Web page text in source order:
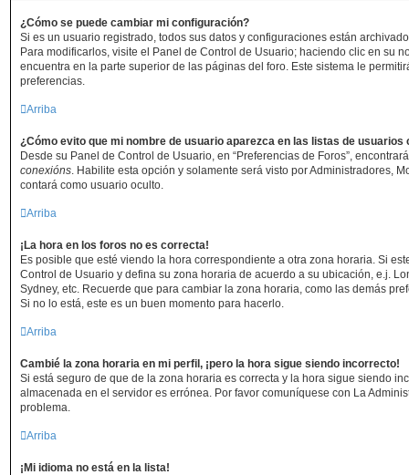
¿Cómo se puede cambiar mi configuración?
Si es un usuario registrado, todos sus datos y configuraciones están
Para modificarlos, visite el Panel de Control de Usuario; haciendo clic en su
encuentra en la parte superior de las páginas del foro. Este sistema le
preferencias.
Arriba
¿Cómo evito que mi nombre de usuario aparezca en las listas de usuarios
Desde su Panel de Control de Usuario, en “Preferencias de Foros”,
conexións. Habilite esta opción y solamente será visto por Administradores,
contará como usuario oculto.
Arriba
¡La hora en los foros no es correcta!
Es posible que esté viendo la hora correspondiente a otra zona horaria. Si
Control de Usuario y defina su zona horaria de acuerdo a su ubicación, e.j.
Sydney, etc. Recuerde que para cambiar la zona horaria, como las demás
Si no lo está, este es un buen momento para hacerlo.
Arriba
Cambié la zona horaria en mi perfil, ¡pero la hora sigue siendo incorrecto!
Si está seguro de que de la zona horaria es correcta y la hora sigue siendo
almacenada en el servidor es errónea. Por favor comuníquese con La
problema.
Arriba
¡Mi idioma no está en la lista!